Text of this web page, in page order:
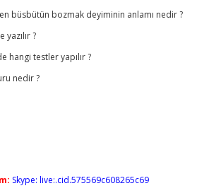
büsbütün bozmak deyiminin anlamı nedir ?
yazılır ?
hangi testler yapılır ?
nedir ?
Skype: live:.cid.575569c608265c69